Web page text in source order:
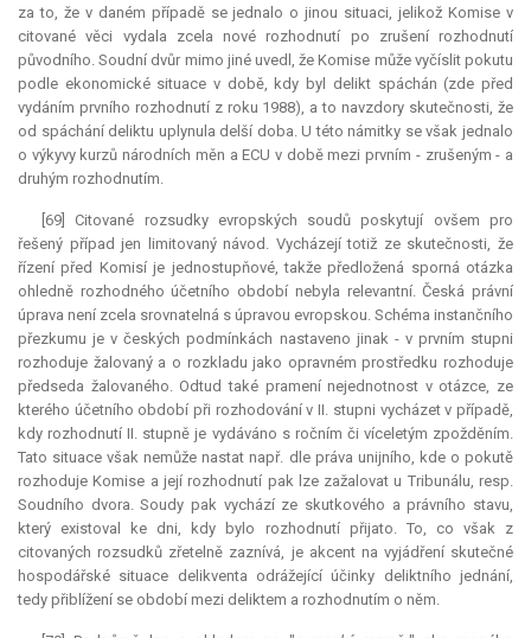
za to, že v daném případě se jednalo o jinou situaci, jelikož Komise v
citované věci vydala zcela nové rozhodnutí po zrušení rozhodnutí
původního. Soudní dvůr mimo jiné uvedl, že Komise může vyčíslit pokutu
podle ekonomické situace v době, kdy byl delikt spáchán (zde před
vydáním prvního rozhodnutí z roku 1988), a to navzdory skutečnosti, že
od spáchání deliktu uplynula delší doba. U této námitky se však jednalo
o výkyvy kurzů národních měn a ECU v době mezi prvním - zrušeným - a
druhým rozhodnutím.
[69] Citované rozsudky evropských soudů poskytují ovšem pro
řešený případ jen limitovaný návod. Vycházejí totiž ze skutečnosti, že
řízení před Komisí je jednostupňové, takže předložená sporná otázka
ohledně rozhodného účetního období nebyla relevantní. Česká právní
úprava není zcela srovnatelná s úpravou evropskou. Schéma instančního
přezkumu je v českých podmínkách nastaveno jinak - v prvním stupni
rozhoduje žalovaný a o rozkladu jako opravném prostředku rozhoduje
předseda žalovaného. Odtud také pramení nejednotnost v otázce, ze
kterého účetního období při rozhodování v II. stupni vycházet v případě,
kdy rozhodnutí II. stupně je vydáváno s ročním či víceletým zpožděním.
Tato situace však nemůže nastat např. dle práva unijního, kde o pokutě
rozhoduje Komise a její rozhodnutí pak lze zažalovat u Tribunálu, resp.
Soudního dvora. Soudy pak vychází ze skutkového a právního stavu,
který existoval ke dni, kdy bylo rozhodnutí přijato. To, co však z
citovaných rozsudků zřetelně zaznívá, je akcent na vyjádření skutečné
hospodářské situace delikventa odrážející účinky deliktního jednání,
tedy přiblížení se období mezi deliktem a rozhodnutím o něm.